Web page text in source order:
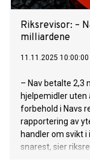
Riksrevisor: –
milliardene
11.11.2025 10:00:00
– Nav betalte 2,3
hjelpemidler uten
forbehold i Navs
rapportering av
handler om svikt
snarest, sier